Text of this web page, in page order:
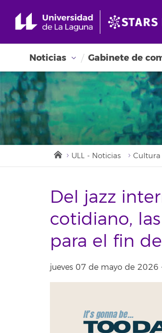
Noticias Gabinete de
ULL - Noticias Cultura
Del jazz
cotidiano,
para el fin
jueves 07 de mayo de 2026